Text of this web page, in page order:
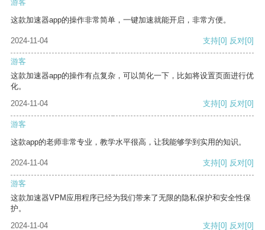
游客
这款加速器app的操作非常简单，一键加速就能开启，非常方便。
2024-11-04 支持[0] 反对[0]
游客
这款加速器app的操作有点复杂，可以简化一下，比如将设置页面进行优
化。
2024-11-04
支持[0] 反对[0]
游客
这款app的老师非常专业，教学水平很高，让我能够学到实用的知识。
2024-11-04 支持[0] 反对[0]
游客
这款加速器VPM应用程序已经为我们带来了无限的隐私保护和安全性保
护。
2024-11-04
支持[0] 反对[0]